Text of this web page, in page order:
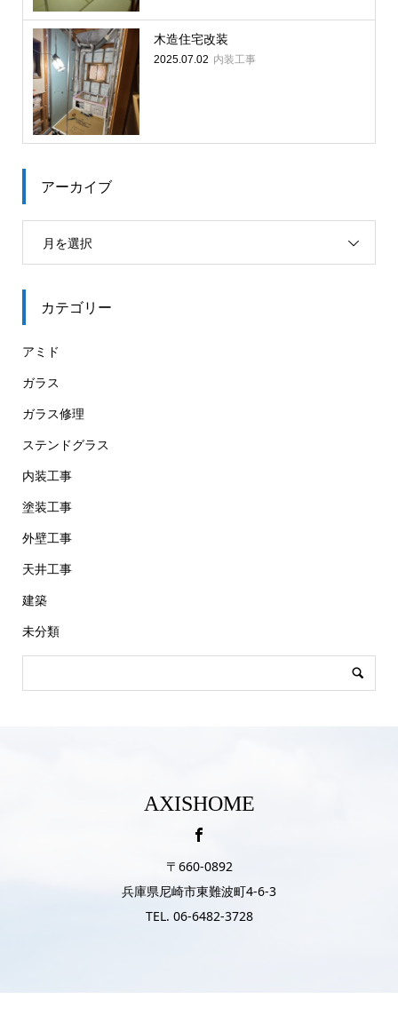
木造住宅改装
2025.07.02 内装工事
アーカイブ
月を選択
カテゴリー
アミド
ガラス
ガラス修理
ステンドグラス
内装工事
塗装工事
外壁工事
天井工事
建築
未分類
AXISHOME
〒660-0892
兵庫県尼崎市東難波町4-6-3
TEL. 06-6482-3728